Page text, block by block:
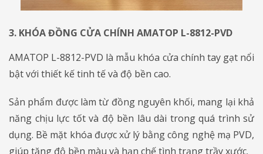
3. KHÓA ĐỒNG CỬA CHÍNH AMATOP L-8812-PVD
​​​​​​​AMATOP L-8812-PVD là mẫu khóa cửa chính tay gạt nổi
bật với thiết kế tinh tế và độ bền cao.
Sản phẩm được làm từ đồng nguyên khối, mang lại khả
năng chịu lực tốt và độ bền lâu dài trong quá trình sử
dụng. Bề mặt khóa được xử lý bằng công nghệ mạ PVD,
giúp tăng độ bền màu và hạn chế tình trạng trầy xước.